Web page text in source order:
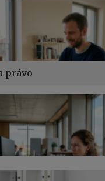
právo
při rodičovské
a zdravotní pojišťovny